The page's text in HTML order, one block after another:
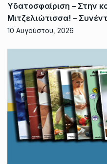
Υδατοσφαίριση – Στην
Μιτζελιώτισσα! –
10 Αυγούστου, 2026